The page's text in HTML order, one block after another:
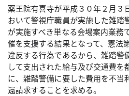
薬王院有喜寺が平成３０年２月３
おいて警視庁職員が実施した雑踏
が実施すべき単なる会場案内業務
催を支援する結果となって、憲法
違反する行為であるから、雑踏警
して支出された給与及び交通費を
に、雑踏警備に要した費用を不当
還請求することを求める。